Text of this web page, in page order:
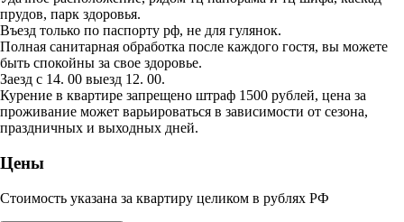
прудов, парк здоровья.
Въезд только по паспорту рф, не для гулянок.
Полная санитарная обработка после каждого гостя, вы можете
быть спокойны за свое здоровье.
Заезд с 14. 00 выезд 12. 00.
Курение в квартире запрещено штраф 1500 рублей, цена за
проживание может варьироваться в зависимости от сезона,
праздничных и выходных дней.
Цены
Стоимость указана за квартиру целиком в рублях РФ